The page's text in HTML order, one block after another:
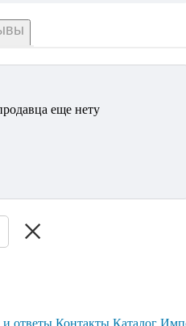
еще нету
ответы Контакты Каталог